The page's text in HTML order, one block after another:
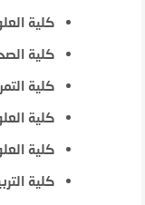
كلية
كلية
كلية
كلية
كلية
كلية